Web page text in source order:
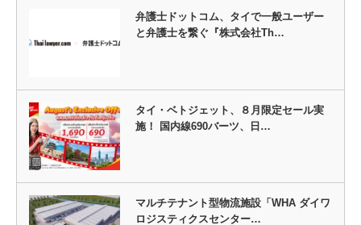
弁護士ドットコム、タイで一般ユーザー
と弁護士を繋ぐ『株式会社Th…
タイ・ベトジェット、８月限定セール実
施！ 国内線690バーツ、日…
マルチテナント型物流施設「WHA ダイワ
ロジスティクスセンター…